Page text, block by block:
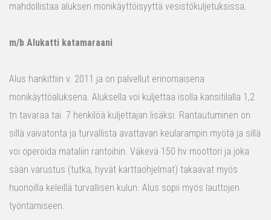
mahdollistaa aluksen monikäyttöisyyttä vesistökuljetuksissa.
m/b Alukatti katamaraani
Alus hankittiin v. 2011 ja on palvellut erinomaisena
monikäyttöaluksena. Aluksella voi kuljettaa isolla kansitilalla 1,2
tn tavaraa tai 7 henkilöä kuljettajan lisäksi. Rantautuminen on
sillä vaivatonta ja turvallista avattavan keularampin myötä ja sillä
voi operoida mataliin rantoihin. Väkevä 150 hv moottori ja joka
sään varustus (tutka, hyvät karttaohjelmat) takaavat myös
huonoilla keleillä turvallisen kulun. Alus sopii myös lauttojen
työntämiseen.